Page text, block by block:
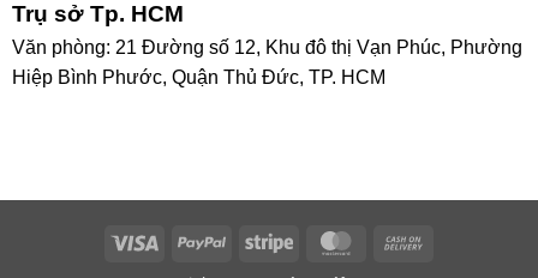
Trụ sở Tp. HCM
Văn phòng: 21 Đường số 12, Khu đô thị Vạn Phúc, Phường
Hiệp Bình Phước, Quận Thủ Đức, TP. HCM
Visa PayPal Stripe MasterCard